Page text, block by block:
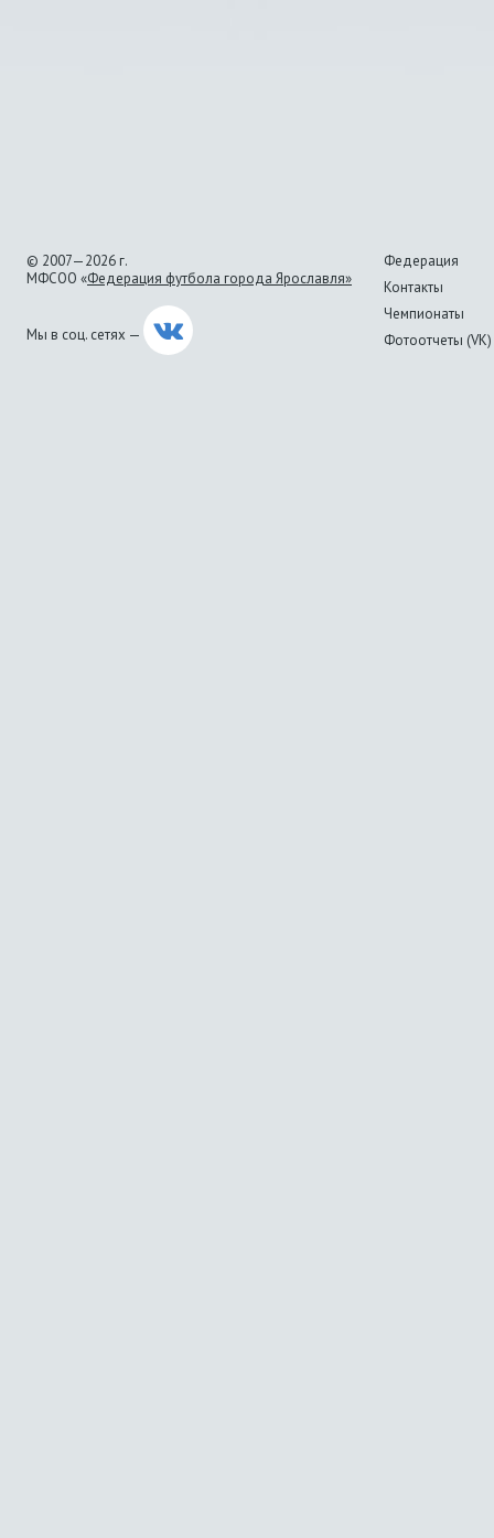
© 2007—2026 г.
МФСОО «Федерация футбола города Ярославля»
Мы в соц. сетях —
Федерация
Контакты
Чемпионаты
Фотоотчеты (VK)